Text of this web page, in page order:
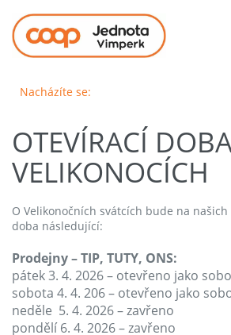
Nacházíte se:
OTEVÍRACÍ
VELIKONOCÍCH
O Velikonočních svátcích bude na
doba následující:
Prodejny – TIP, TUTY, ONS:
pátek 3. 4. 2026 – otevřeno jako
sobota 4. 4. 206 – otevřeno jako
neděle 5. 4. 2026 – zavřeno
pondělí 6. 4. 2026 – zavřeno